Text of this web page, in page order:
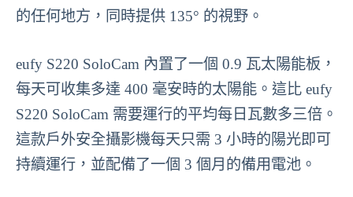
的任何地方，同時提供 135° 的視野。
eufy S220 SoloCam 內置了一個 0.9 瓦太陽能板，
每天可收集多達 400 毫安時的太陽能。這比 eufy
S220 SoloCam 需要運行的平均每日瓦數多三倍。
這款戶外安全攝影機每天只需 3 小時的陽光即可
持續運行，並配備了一個 3 個月的備用電池。